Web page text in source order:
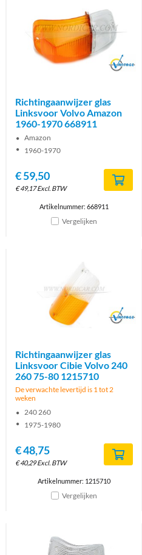
Brand
Richtingaanwijzer glas
Linksvoor Volvo Amazon
1960-1970 668911
Amazon
1960-1970
€59,50
€49,17 Excl. BTW
Artikelnummer: 668911
Vergelijken
Brand
Richtingaanwijzer glas
Linksvoor Cibie Volvo 240
260 75-80 1215710
De verwachte levertijd is 1 tot 2
weken
240 260
1975-1980
€48,75
€40,29 Excl. BTW
Artikelnummer: 1215710
Vergelijken